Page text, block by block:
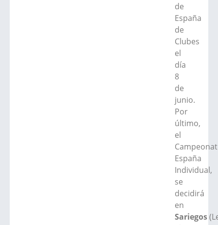
de
España
de
Clubes
el
día
8
de
junio.
Por
último,
el
España
Individual,
se
decidirá
en
Sariegos